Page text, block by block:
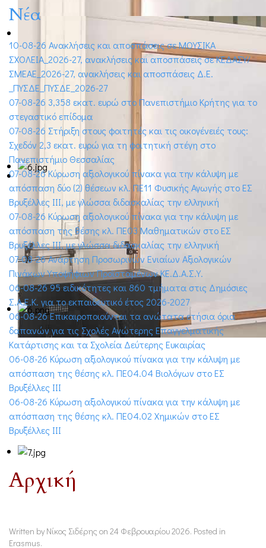
Νέα
10-08-26 Ανακλήσεις και αποσπάσεις σε ΜΟΥΣΙΚΑ
ΣΧΟΛΕΙΑ_2026-27, ανακλήσεις και αποσπάσεις σε ΚΕΔΑΣΥ/
ΣΜΕΑΕ_2026-27, ανακλήσεις και αποσπάσεις Δ.Ε.
_ΠΥΣΔΕ_ΠΥΣΔΕ_2026-27
07-08-26 3,358 εκατ. ευρώ στο Πανεπιστήμιο Κρήτης για το
στεγαστικό επίδομα
07-08-26 Στήριξη στους φοιτητές και τις οικογένειές τους:
Σχεδόν 2,3 εκατ. ευρώ για τη φοιτητική στέγη στο
Πανεπιστήμιο Θεσσαλίας
07-08-26 Κύρωση αξιολογικού πίνακα για την κάλυψη με
απόσπαση δύο (2) θέσεων κλ. ΠΕ11 Φυσικής Αγωγής στο ΕΣ
Βρυξέλλες ΙΙΙ, με γλώσσα διδασκαλίας την ελληνική
07-08-26 Κύρωση αξιολογικού πίνακα για την κάλυψη με
απόσπαση της θέσης κλ. ΠΕ03 Μαθηματικών στο ΕΣ
Βρυξέλλες ΙΙΙ, με γλώσσα διδασκαλίας την ελληνική
07-08-26 Ανάρτηση Προσωρινών Ενιαίων Αξιολογικών
Πινάκων Υποψήφιων Προϊσταμένων ΚΕ.Δ.Α.Σ.Υ.
06-08-26 95 ειδικότητες και 860 τμήματα στις Δημόσιες
Σ.Α.Ε.Κ. για το εκπαιδευτικό έτος 2026-2027
06-08-26 Επικαιροποιούνται τα ανώτατα ετήσια όρια
δαπανών για τις Σχολές Ανώτερης Επαγγελματικής
Κατάρτισης και τα Σχολεία Δεύτερης Ευκαιρίας
06-08-26 Κύρωση αξιολογικού πίνακα για την κάλυψη με
απόσπαση της θέσης κλ. ΠΕ04.04 Βιολόγων στο ΕΣ
Βρυξέλλες ΙΙΙ
06-08-26 Κύρωση αξιολογικού πίνακα για την κάλυψη με
απόσπαση της θέσης κλ. ΠΕ04.02 Χημικών στο ΕΣ
Βρυξέλλες ΙΙΙ
Αρχική
Written by Νίκος Σιδέρης on 24 Φεβρουαρίου 2026. Posted in
Erasmus.